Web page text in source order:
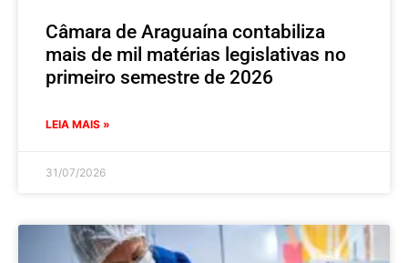
Câmara de Araguaína contabiliza
mais de mil matérias legislativas no
primeiro semestre de 2026
LEIA MAIS »
31/07/2026